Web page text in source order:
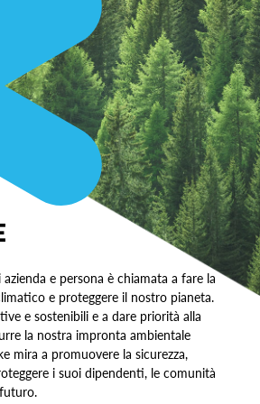
e persona è chiamata a fare la
e proteggere il nostro pianeta.
e sostenibili e a dare priorità alla
la nostra impronta ambientale
mira a promuovere la sicurezza,
i suoi dipendenti, le comunità